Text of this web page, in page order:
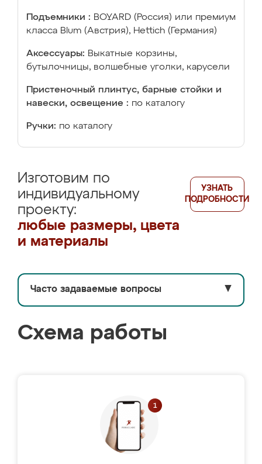
Подъемники : BOYARD (Россия) или премиум
класса Blum (Австрия), Hettich (Германия)
Аксессуары: Выкатные корзины,
бутылочницы, волшебные уголки, карусели
Пристеночный плинтус, барные стойки и
навески, освещение : по каталогу
Ручки: по каталогу
Изготовим по
индивидуальному
проекту:
любые размеры, цвета
и материалы
УЗНАТЬ
ПОДРОБНОСТИ
Часто задаваемые вопросы ▼
Схема работы